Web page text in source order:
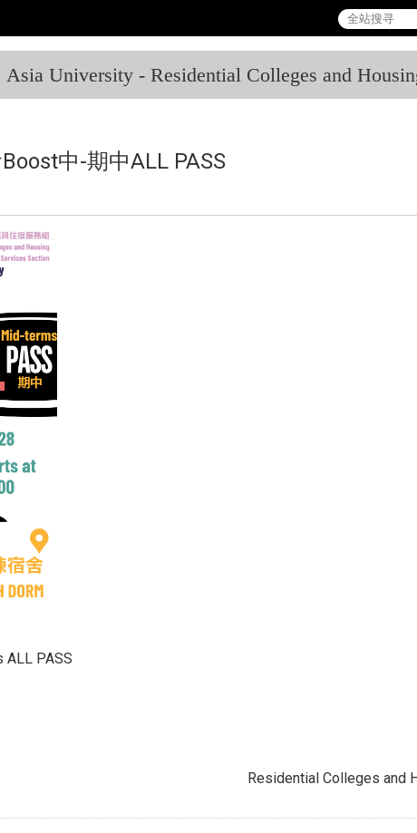
Asia University - Residential Colleges and
中-期中ALL PASS
ALL PASS
Residential Colleges and